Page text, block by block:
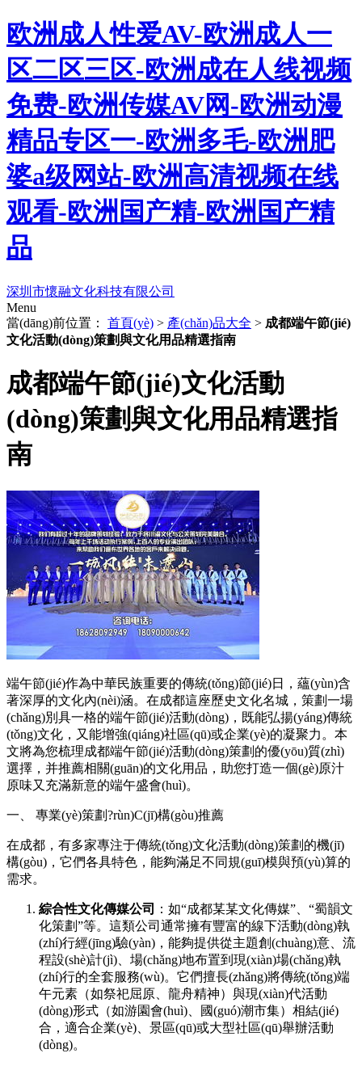
欧洲成人性爱AV-欧洲成人一
区二区三区-欧洲成在人线视频
免费-欧洲传媒AV网-欧洲动漫
精品专区一-欧洲多毛-欧洲肥
婆a级网站-欧洲高清视频在线
观看-欧洲国产精-欧洲国产精
品
深圳市懷融文化科技有限公司
Menu
當(dāng)前位置：
首頁(yè) > 產(chǎn)品大全 > 成都端午節(jié)
文化活動(dòng)策劃與文化用品精選指南
成都端午節(jié)文化活動
(dòng)策劃與文化用品精選指
南
端午節(jié)作為中華民族重要的傳統(tǒng)節(jié)日，蘊(yùn)含
著深厚的文化內(nèi)涵。在成都這座歷史文化名城，策劃一場
(chǎng)別具一格的端午節(jié)活動(dòng)，既能弘揚(yáng)傳統
(tǒng)文化，又能增強(qiáng)社區(qū)或企業(yè)的凝聚力。本
文將為您梳理成都端午節(jié)活動(dòng)策劃的優(yōu)質(zhì)
選擇，并推薦相關(guān)的文化用品，助您打造一個(gè)原汁
原味又充滿新意的端午盛會(huì)。
一、 專業(yè)策劃?rùn)C(jī)構(gòu)推薦
在成都，有多家專注于傳統(tǒng)文化活動(dòng)策劃的機(jī)
構(gòu)，它們各具特色，能夠滿足不同規(guī)模與預(yù)算的
需求。
綜合性文化傳媒公司
：如“成都某某文化傳媒”、“蜀韻文
化策劃”等。這類公司通常擁有豐富的線下活動(dòng)執
(zhí)行經(jīng)驗(yàn)，能夠提供從主題創(chuàng)意、流
程設(shè)計(jì)、場(chǎng)地布置到現(xiàn)場(chǎng)執
(zhí)行的全套服務(wù)。它們擅長(zhǎng)將傳統(tǒng)端
午元素（如祭祀屈原、龍舟精神）與現(xiàn)代活動
(dòng)形式（如游園會(huì)、國(guó)潮市集）相結(jié)
合，適合企業(yè)、景區(qū)或大型社區(qū)舉辦活動
(dòng)。